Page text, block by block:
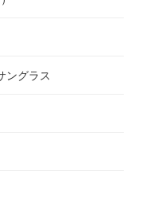
ングラス